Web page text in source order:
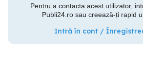
Pentru a contacta acest utilizator,
Publi24.ro sau creează-ți rapid
Intră în cont /